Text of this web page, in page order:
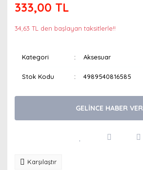
333,00 TL
34,63 TL den başlayan taksitlerle!!
Kategori Aksesuar
Stok Kodu 4989540816585
GELİNCE HABER VER
Karşılaştır